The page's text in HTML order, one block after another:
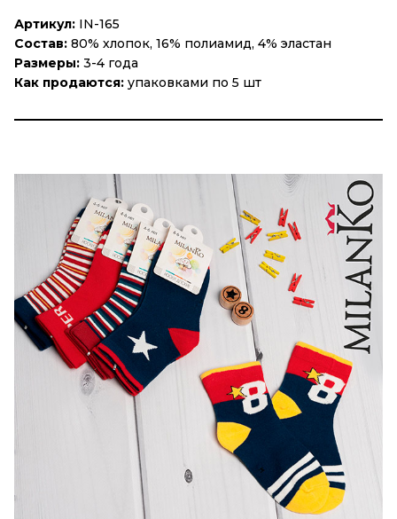
Артикул: IN-165
Состав: 80% хлопок, 16% полиамид, 4% эластан
Размеры: 3-4 года
Как продаются: упаковками по 5 шт